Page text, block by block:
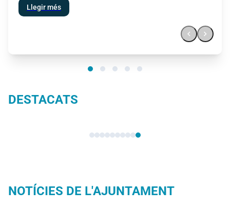
nou punt de trobada per als veïns i veïnes
Llegir més
chevron_left chevron_right
DESTACATS
NOTÍCIES DE L'AJUNTAMENT